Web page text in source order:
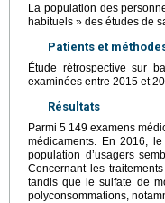
La population des
habituels » des études de
Patients et
Étude rétrospective sur
examinées entre 2015 et
Résultats
Parmi 5 149 examens
médicaments. En 2016,
population d’usagers
Concernant les
tandis que le sulfate de
polyconsommations,